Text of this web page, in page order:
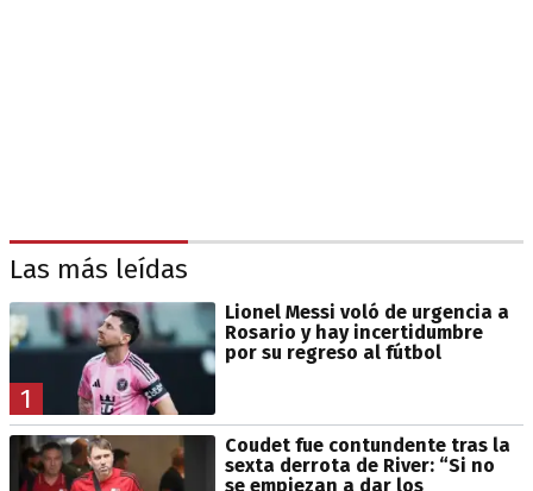
Las más leídas
1
Lionel Messi voló de urgencia a
Rosario y hay incertidumbre
por su regreso al fútbol
Coudet fue contundente tras la
sexta derrota de River: “Si no
se empiezan a dar los